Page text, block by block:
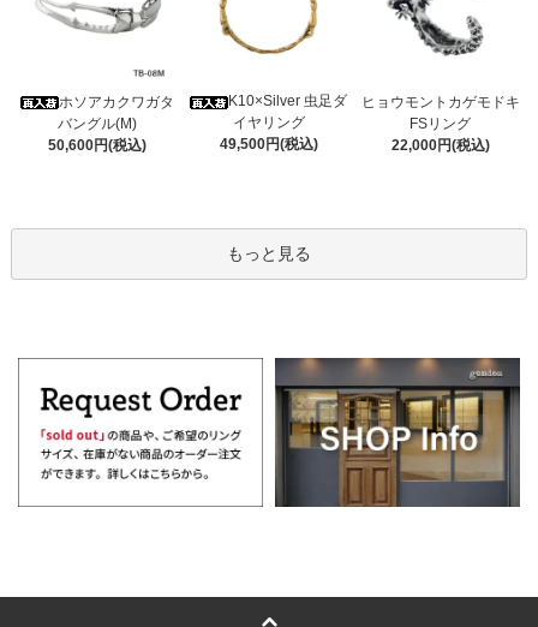
ホソアカクワガタ
バングル(M)
50,600円(税込)
K10×Silver 虫足ダ
イヤリング
49,500円(税込)
ヒョウモントカゲモドキ
FSリング
22,000円(税込)
もっと見る